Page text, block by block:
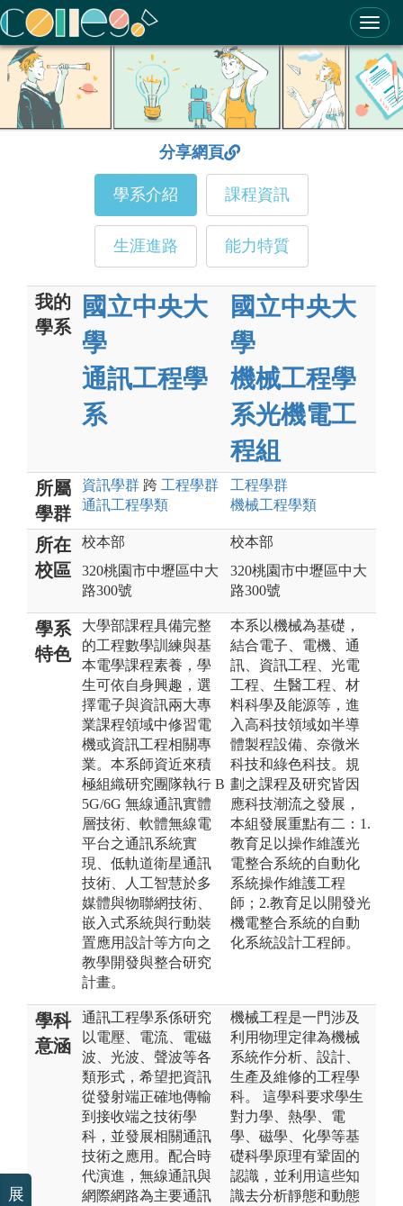
ColleGo! 大學選才與高中育才輔助系統
分享網頁
學系介紹 課程資訊
生涯進路 能力特質
我的
學系
國立中央大
學
通訊工程學
系
國立中央大
學
機械工程學
系光機電工
程組
所屬
學群
資訊學群 跨 工程學群
通訊工程學類
工程學群
機械工程學類
所在
校區
校本部
320桃園市中壢區中大
路300號
校本部
320桃園市中壢區中大
路300號
學系
特色
大學部課程具備完整
的工程數學訓練與基
本電學課程素養，學
生可依自身興趣，選
擇電子與資訊兩大專
業課程領域中修習電
機或資訊工程相關專
業。本系師資近來積
極組織研究團隊執行 B
5G/6G 無線通訊實體
層技術、軟體無線電
平台之通訊系統實
現、低軌道衛星通訊
技術、人工智慧於多
媒體與物聯網技術、
嵌入式系統與行動裝
置應用設計等方向之
教學開發與整合研究
計畫。
本系以機械為基礎，
結合電子、電機、通
訊、資訊工程、光電
工程、生醫工程、材
料科學及能源等，進
入高科技領域如半導
體製程設備、奈微米
科技和綠色科技。規
劃之課程及研究皆因
應科技潮流之發展，
本組發展重點有二：1.
教育足以操作維護光
電整合系統的自動化
系統操作維護工程
師；2.教育足以開發光
機電整合系統的自動
化系統設計工程師。
學科
意涵
通訊工程學系係研究
以電壓、電流、電磁
波、光波、聲波等各
類形式，希望把資訊
從發射端正確地傳輸
到接收端之技術學
科，並發展相關通訊
技術之應用。配合時
代演進，無線通訊與
網際網路為主要通訊
機械工程是一門涉及
利用物理定律為機械
系統作分析、設計、
生產及維修的工程學
科。 這學科要求學生
對力學、熱學、電
學、磁學、化學等基
礎科學原理有鞏固的
認識，並利用這些知
識去分析靜態和動態
展